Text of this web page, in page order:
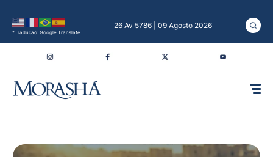
*Tradução: Google Translate
26 Av 5786 | 09 Agosto 2026